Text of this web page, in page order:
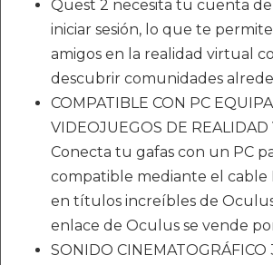
Quest 2 necesita tu cuenta
iniciar sesión, lo que te
amigos en la realidad virtual
descubrir comunidades
COMPATIBLE CON PC
VIDEOJUEGOS DE REALIDAD
Conecta tu gafas con un PC
compatible mediante el cable
en títulos increíbles de
enlace de Oculus se vende
SONIDO